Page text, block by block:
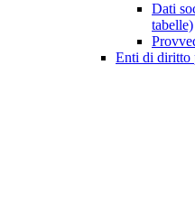
Dati
tabelle)
Enti di diritto